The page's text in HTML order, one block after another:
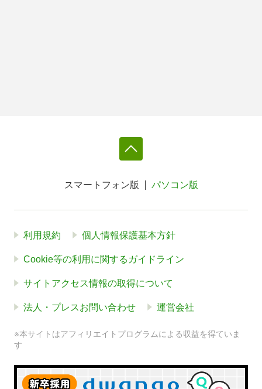
スマートフォン版 パソコン版
利用規約 個人情報保護基本方針
Cookie等の利用に関するガイドライン
サイトアクセス情報の取得について
法人・プレスお問い合わせ 運営会社
※本サイトはアフィリエイトプログラムによる収益を得ていま
す